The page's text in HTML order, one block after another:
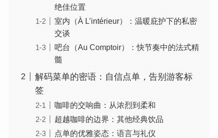
绝佳位置
室内（À L’intérieur）：温暖庇护下的私密
交谈
吧台（Au Comptoir）：快节奏中的法式精
髓
解码菜单的密语：自信点单，告别游客标
签
咖啡的交响曲：从浓烈到柔和
超越咖啡的边界：其他经典饮品
点单的优雅姿态：语言与礼仪